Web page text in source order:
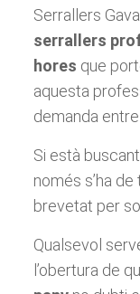
Serrallers
serrallers
hores que
aquesta
demanda
Si està
només s’ha
brevetat per
Qualsevol
l’obertura de